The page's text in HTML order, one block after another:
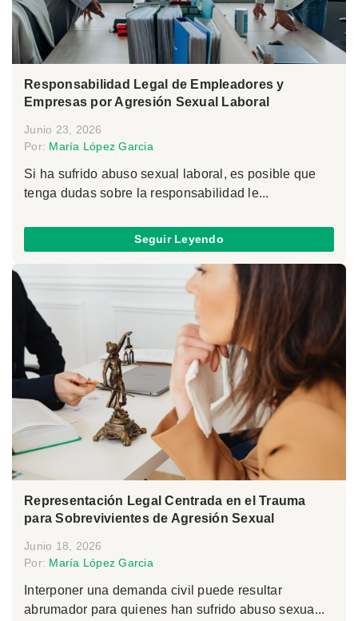
Responsabilidad Legal de Empleadores y
Empresas por Agresión Sexual Laboral
Junio 23, 2026
Por: María López Garcia
Si ha sufrido abuso sexual laboral, es posible que
tenga dudas sobre la responsabilidad le...
Seguir Leyendo
Representación Legal Centrada en el Trauma
para Sobrevivientes de Agresión Sexual
Junio 18, 2026
Por: María López Garcia
Interponer una demanda civil puede resultar
abrumador para quienes han sufrido abuso sexua...